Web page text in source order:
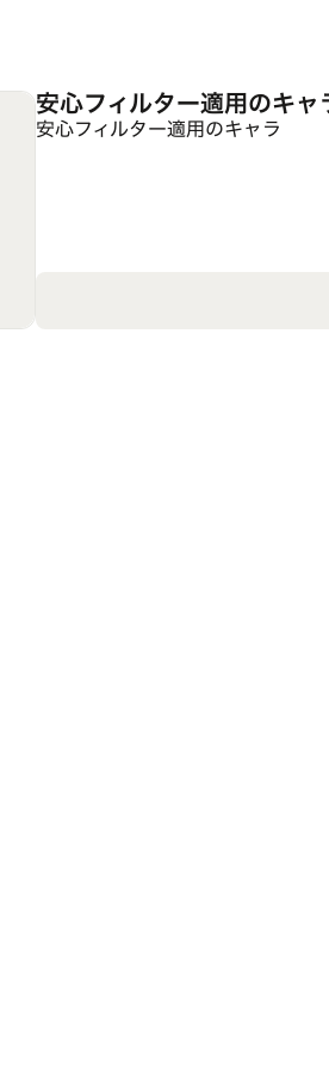
安心フィルター適用のキャ
安心フィルター適用のキャラ